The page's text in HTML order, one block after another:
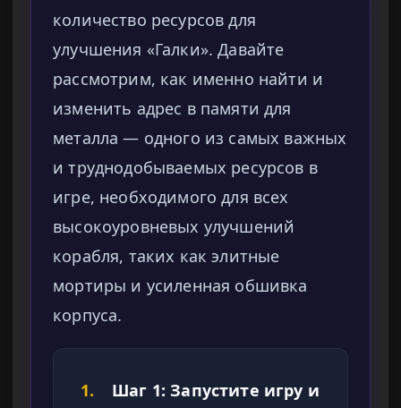
количество ресурсов для
улучшения «Галки». Давайте
рассмотрим, как именно найти и
изменить адрес в памяти для
металла — одного из самых важных
и труднодобываемых ресурсов в
игре, необходимого для всех
высокоуровневых улучшений
корабля, таких как элитные
мортиры и усиленная обшивка
корпуса.
1.
Шаг 1: Запустите игру и